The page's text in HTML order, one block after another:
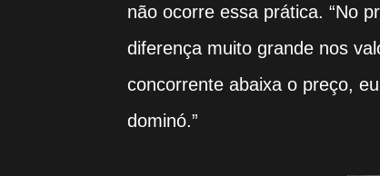
não ocorre essa prática. “No
diferença muito grande nos
concorrente abaixa o preço,
dominó.”